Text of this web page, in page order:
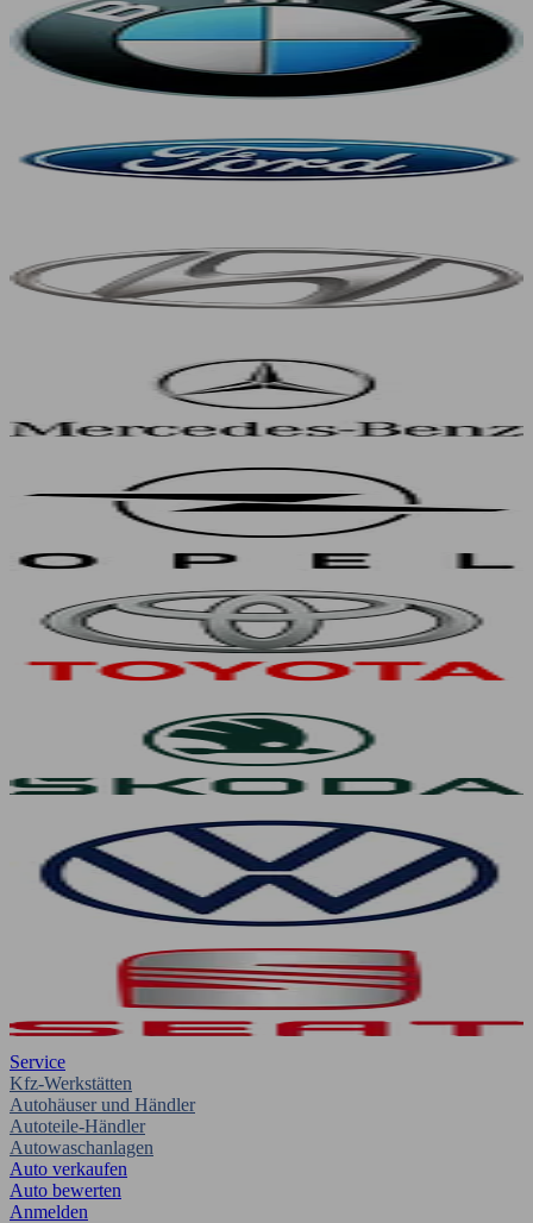
Service
Kfz-Werkstätten
Autohäuser und Händler
Autoteile-Händler
Autowaschanlagen
Auto verkaufen
Auto bewerten
Anmelden